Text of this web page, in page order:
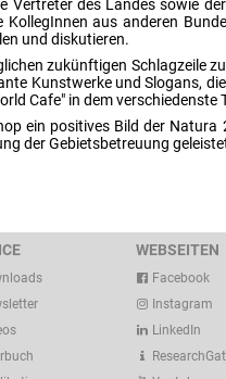
Vertreter des Landes sowie
KollegInnen aus anderen
und diskutieren.
zukünftigen Schlagzeile
Kunstwerke und Slogans,
Cafe" in dem
ein positives Bild der
der Gebietsbetreuung
WEBSEITEN
Facebook
Instagram
LinkedIn